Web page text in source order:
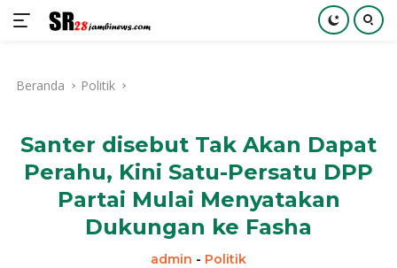
kontenBeranda Politik
Santer disebut Tak Akan Dapat
Perahu, Kini Satu-Persatu DPP
Partai Mulai Menyatakan
Dukungan ke Fasha
admin - Politik